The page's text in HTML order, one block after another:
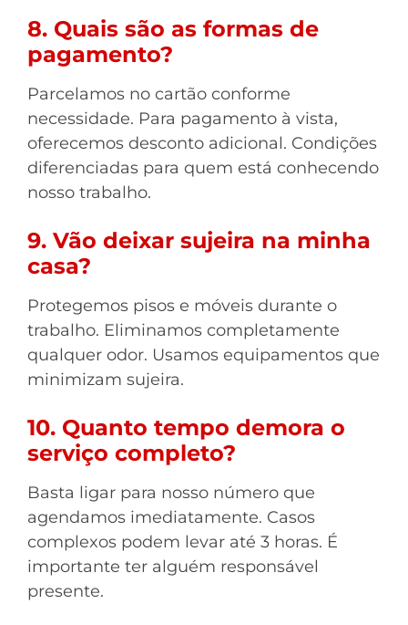
8. Quais são as formas de
pagamento?
Parcelamos no cartão conforme
necessidade. Para pagamento à vista,
oferecemos desconto adicional. Condições
diferenciadas para quem está conhecendo
nosso trabalho.
9. Vão deixar sujeira na minha
casa?
Protegemos pisos e móveis durante o
trabalho. Eliminamos completamente
qualquer odor. Usamos equipamentos que
minimizam sujeira.
10. Quanto tempo demora o
serviço completo?
Basta ligar para nosso número que
agendamos imediatamente. Casos
complexos podem levar até 3 horas. É
importante ter alguém responsável
presente.